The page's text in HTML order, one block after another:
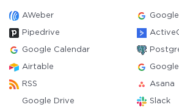
AWeber
Pipedrive
Google Calendar
Airtable
RSS Asana
Google Drive Slack